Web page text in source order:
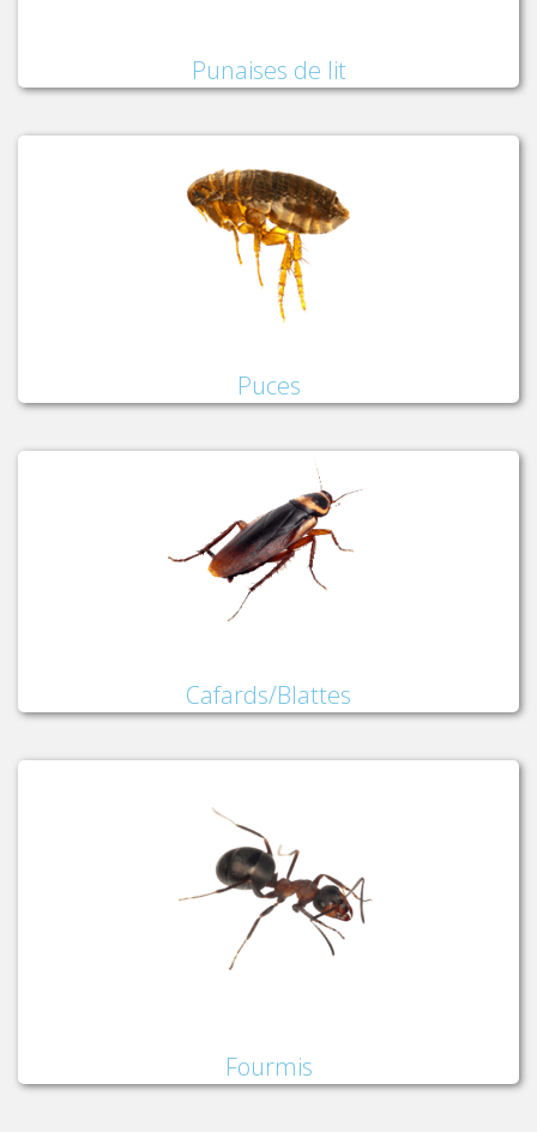
Punaises de lit
Puces
Cafards/Blattes
Fourmis